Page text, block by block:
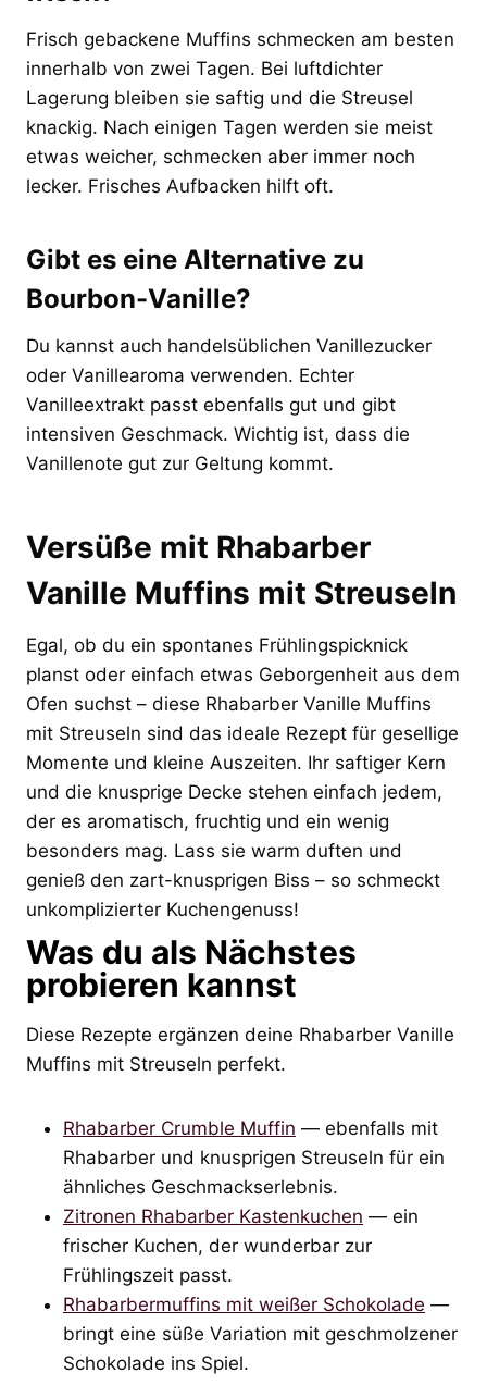
Frisch gebackene Muffins schmecken am besten
innerhalb von zwei Tagen. Bei luftdichter
Lagerung bleiben sie saftig und die Streusel
knackig. Nach einigen Tagen werden sie meist
etwas weicher, schmecken aber immer noch
lecker. Frisches Aufbacken hilft oft.
Gibt es eine Alternative zu
Bourbon-Vanille?
Du kannst auch handelsüblichen Vanillezucker
oder Vanillearoma verwenden. Echter
Vanilleextrakt passt ebenfalls gut und gibt
intensiven Geschmack. Wichtig ist, dass die
Vanillenote gut zur Geltung kommt.
Versüße mit Rhabarber
Vanille Muffins mit Streuseln
Egal, ob du ein spontanes Frühlingspicknick
planst oder einfach etwas Geborgenheit aus dem
Ofen suchst – diese Rhabarber Vanille Muffins
mit Streuseln sind das ideale Rezept für gesellige
Momente und kleine Auszeiten. Ihr saftiger Kern
und die knusprige Decke stehen einfach jedem,
der es aromatisch, fruchtig und ein wenig
besonders mag. Lass sie warm duften und
genieß den zart-knusprigen Biss – so schmeckt
unkomplizierter Kuchengenuss!
Was du als Nächstes
probieren kannst
Diese Rezepte ergänzen deine Rhabarber Vanille
Muffins mit Streuseln perfekt.
Rhabarber Crumble Muffin — ebenfalls mit
Rhabarber und knusprigen Streuseln für ein
ähnliches Geschmackserlebnis.
Zitronen Rhabarber Kastenkuchen — ein
frischer Kuchen, der wunderbar zur
Frühlingszeit passt.
Rhabarbermuffins mit weißer Schokolade —
bringt eine süße Variation mit geschmolzener
Schokolade ins Spiel.